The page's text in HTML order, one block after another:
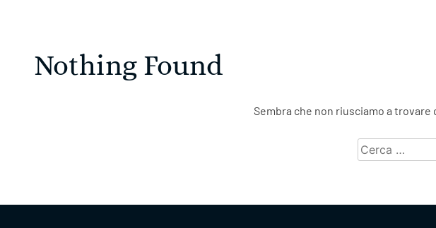
Nothing Found ​
Sembra che non riusciamo a
Ricerca
per: